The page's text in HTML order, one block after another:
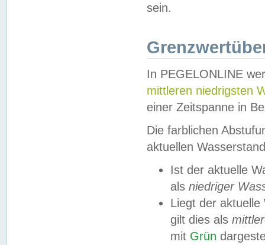
sein.
In PEGELONLINE
mittleren niedrigsten
einer Zeitspanne in
Die farblichen
aktuellen
Ist der aktuelle
als niedriger
Liegt der
gilt dies als
mit Grün